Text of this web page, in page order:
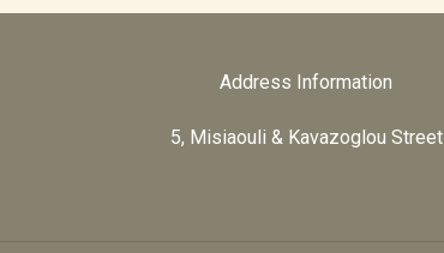
Address Information
5, Misiaouli & Kavazoglou Street